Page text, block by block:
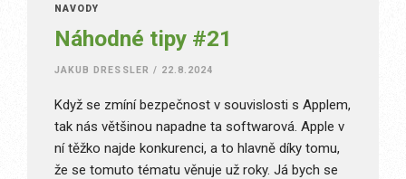
NÁVODY
Náhodné tipy #21
JAKUB DRESSLER / 22.8.2024
Když se zmíní bezpečnost v souvislosti s Applem,
tak nás většinou napadne ta softwarová. Apple v
ní těžko najde konkurenci, a to hlavně díky tomu,
že se tomuto tématu věnuje už roky. Já bych se